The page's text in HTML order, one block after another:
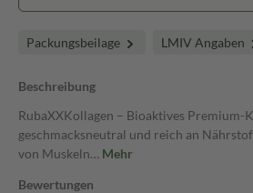
Packungsbeilage LMIV Angaben
Beschreibung
RubaXXKollagen – Bioaktives Premium-
geschmacksneutral und reich an
von Muskeln… Mehr
Bewertungen